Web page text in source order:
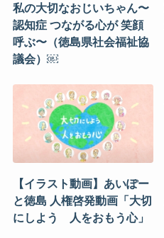
私の大切なおじいちゃん〜
認知症 つながる心が 笑顔
呼ぶ〜（徳島県社会福祉協
議会）￼
【イラスト動画】あいぽー
と徳島 人権啓発動画「大切
にしよう 人をおもう心」